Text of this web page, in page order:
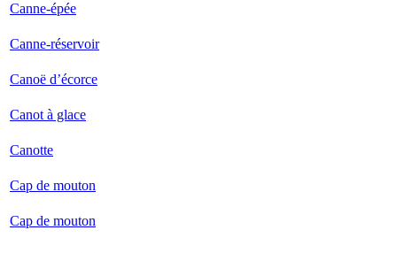
Canne-épée
Canne-réservoir
Canoë d’écorce
Canot à glace
Canotte
Cap de mouton
Cap de mouton